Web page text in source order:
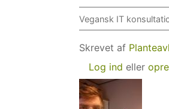
Vegansk IT
Skrevet af
Log ind eller